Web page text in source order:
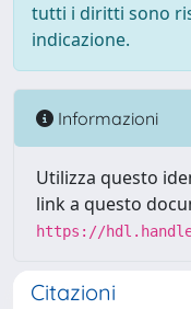
tutti i diritti sono
indicazione.
Informazioni
Utilizza questo
link a questo
https://
Citazioni